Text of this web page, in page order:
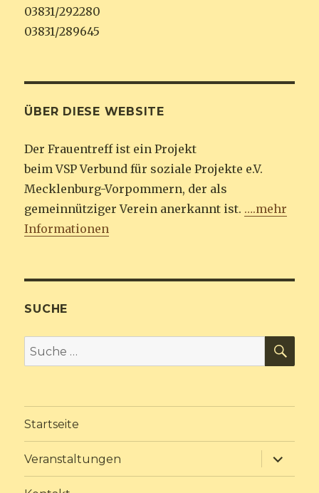
03831/292280
03831/289645
ÜBER DIESE WEBSITE
Der Frauentreff ist ein Projekt
beim VSP Verbund für soziale Projekte e.V.
Mecklenburg-Vorpommern, der als
gemeinnütziger Verein anerkannt ist. ….mehr
Informationen
SUCHE
Suche
nach:
Startseite
Veranstaltungen